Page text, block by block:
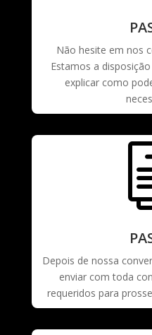
Não hesite em nos
Estamos a
explicar como
Depois de nossa
enviar com toda
requeridos para